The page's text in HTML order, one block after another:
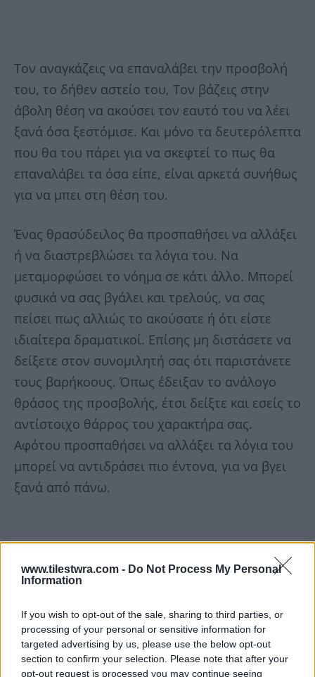
www.tilestwra.com - Do Not Process My Personal
Information
If you wish to opt-out of the sale, sharing to third parties, or
processing of your personal or sensitive information for
targeted advertising by us, please use the below opt-out
section to confirm your selection. Please note that after your
opt-out request is processed you may continue seeing
Τον αναγκάζεις να επαναλάβει την προσβολή
του, το δήθεν αστείο του, Τον βάζεις στην
άβολη θέση να ακούσει τον εαυτό του να λέει
ξανά όσα ξεστόμισε. Και μόνο τα δευτερόλεπτα
που θα του πάρει για να σκεφτεί το πως θα
επαναλάβει τα όσα είπε, είναι αρκετά συνήθως
για να μπει στη θέση του.
Ένας θρασύδειλος θα προσπαθήσει να αλλάξει
ή να διαστρεβλώσει τα λόγια του. Να
μεταμορφώσει το νόημα σε κάτι άλλο. Μπορεί
φυσικά να σας βγάλει και τρελούς, να σας
πείσει πως αλλιώς το ακούσατε ή ότι είστε
ιδιαίτερα δραματικοί. Επίσης μη διστάσετε να
δείξετε στον συνομιλητή σας ότι παριστάνετε
τους βαρήκοους. Όπως έδειξαν το ανάλογο
θράσος της προσβολής, έτσι δείξτε και εσείς το
αντίστοιχο θάρρος του χαρακτήρα σας.
Αφότου προσπαθήσει να αλλάξει τα λόγια του
μπορεί να αντιδράσει πιο έντονα, για να βγει
ξανά από πάνω.